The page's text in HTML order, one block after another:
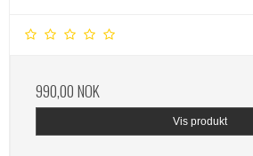
990,00 NOK
Vis produkt